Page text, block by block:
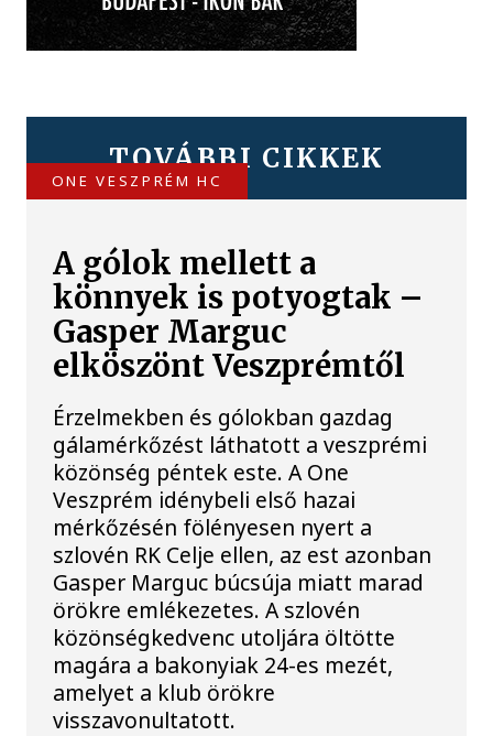
TOVÁBBI CIKKEK
ONE VESZPRÉM HC
A gólok mellett a
könnyek is potyogtak –
Gasper Marguc
elköszönt Veszprémtől
Érzelmekben és gólokban gazdag
gálamérkőzést láthatott a veszprémi
közönség péntek este. A One
Veszprém idénybeli első hazai
mérkőzésén fölényesen nyert a
szlovén RK Celje ellen, az est azonban
Gasper Marguc búcsúja miatt marad
örökre emlékezetes. A szlovén
közönségkedvenc utoljára öltötte
magára a bakonyiak 24-es mezét,
amelyet a klub örökre
visszavonultatott.